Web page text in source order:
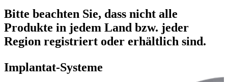
Bitte beachten Sie, dass nicht alle
Produkte in jedem Land bzw. jeder
Region registriert oder erhältlich sind.
Implantat-Systeme